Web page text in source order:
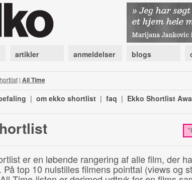
artikler anmeldelser blogs
| All Time
| om ekko shortlist | faq | Ekko Shortlist
er en løbende rangering af alle film, der
På top 10 nulstilles filmens pointtal (views og